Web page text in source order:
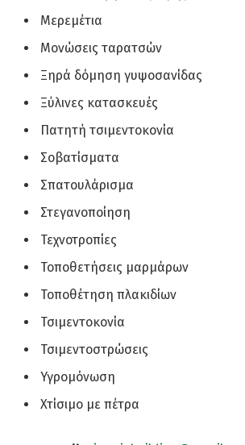
Μερεμέτια
Μονώσεις ταρατσών
Ξηρά δόμηση γυψοσανίδας
Ξύλινες κατασκευές
Πατητή τσιμεντοκονία
Σοβατίσματα
Σπατουλάρισμα
Στεγανοποίηση
Τεχνοτροπίες
Τοποθετήσεις μαρμάρων
Τοποθέτηση πλακιδίων
Τσιμεντοκονία
Τσιμεντοστρώσεις
Υγρομόνωση
Χτίσιμο με πέτρα